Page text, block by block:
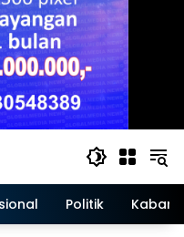
Politik Kabar